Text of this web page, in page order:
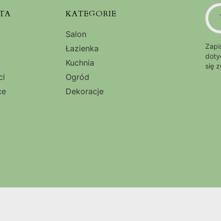
KATEGORIE
Salon
Łazienka
Kuchnia
Ogród
Dekoracje
się